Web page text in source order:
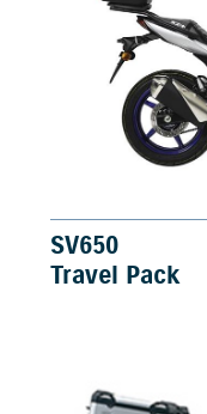
SV650
Travel Pack